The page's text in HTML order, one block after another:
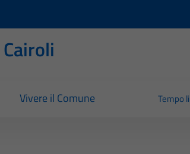
Vivere il Comune Tempo